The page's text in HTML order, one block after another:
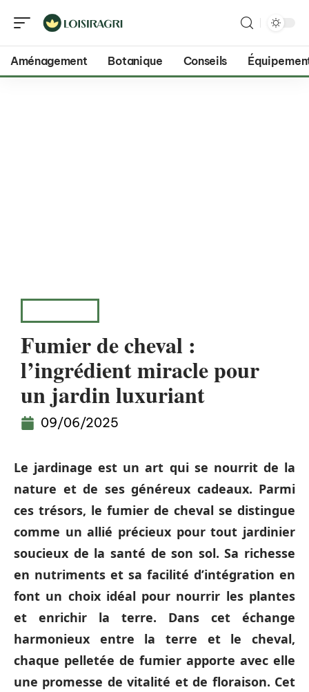
Aménagement Botanique Conseils
Fumier de cheval :
l’ingrédient miracle pour
un jardin luxuriant
09/06/2025
Le jardinage est un art qui se nourrit de la
nature et de ses généreux cadeaux. Parmi
ces trésors, le fumier de cheval se distingue
comme un allié précieux pour tout jardinier
soucieux de la santé de son sol. Sa richesse
en nutriments et sa facilité d’intégration en
font un choix idéal pour nourrir les plantes
et enrichir la terre. Dans cet échange
harmonieux entre la terre et le cheval,
chaque pelletée de fumier apporte avec elle
une promesse de vitalité et de floraison. Cet